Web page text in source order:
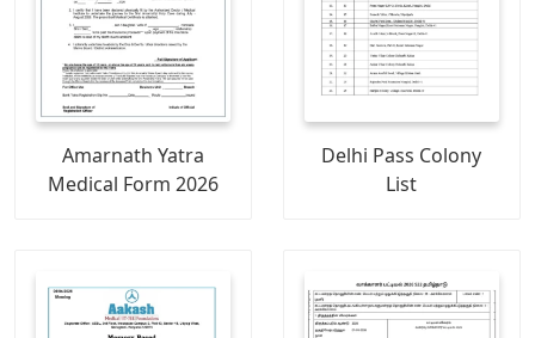
Amarnath Yatra
Medical Form 2026
Delhi Pass Colony
List